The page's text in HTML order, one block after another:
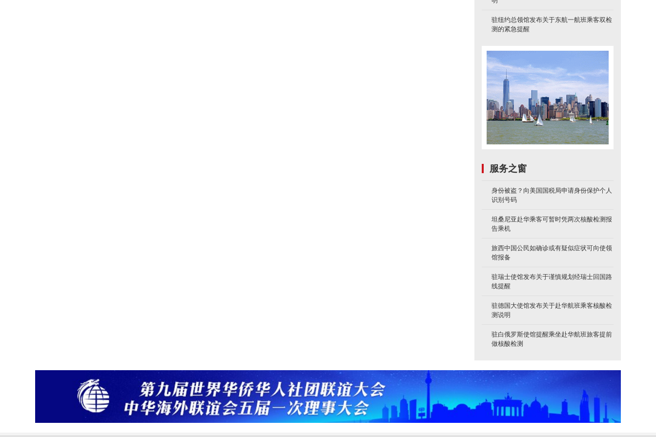
驻纽约总领馆发布关于东航一航班乘客双检
测的紧急提醒
服务之窗
身份被盗？向美国国税局申请身份保护个人
识别号码
坦桑尼亚赴华乘客可暂时凭两次核酸检测报
告乘机
旅西中国公民如确诊或有疑似症状可向使领
馆报备
驻瑞士使馆发布关于谨慎规划经瑞士回国路
线提醒
驻德国大使馆发布关于赴华航班乘客核酸检
测说明
驻白俄罗斯使馆提醒乘坐赴华航班旅客提前
做核酸检测